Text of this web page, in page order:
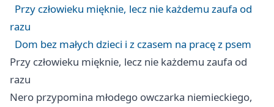
Przy człowieku mięknie, lecz nie każdemu zaufa od
razu
Dom bez małych dzieci i z czasem na pracę z psem
Przy człowieku mięknie, lecz nie każdemu zaufa od
razu
Nero przypomina młodego owczarka niemieckiego,